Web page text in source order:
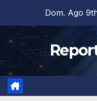
contenido
Dom. Ago